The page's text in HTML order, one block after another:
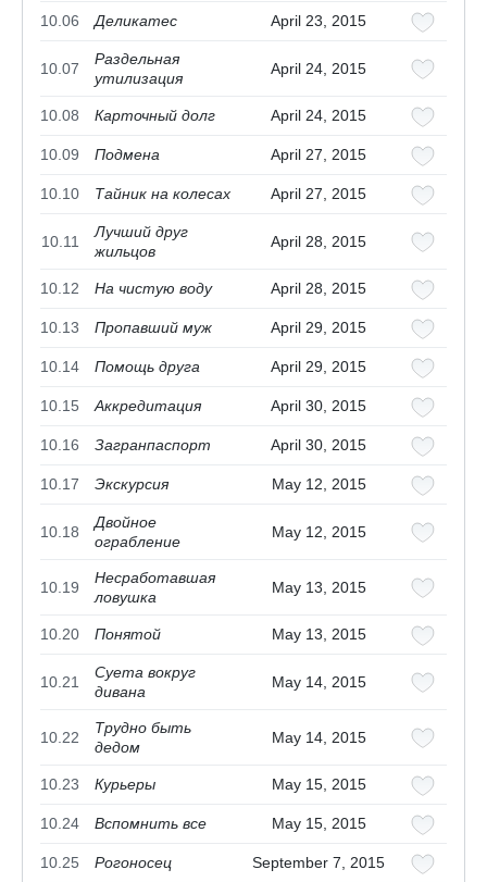
10.06 Деликатес April 23, 2015
10.07
Раздельная
утилизация
April 24, 2015
10.08 Карточный долг April 24, 2015
10.09 Подмена April 27, 2015
10.10 Тайник на колесах April 27, 2015
10.11
Лучший друг
жильцов
April 28, 2015
10.12 На чистую воду April 28, 2015
10.13 Пропавший муж April 29, 2015
10.14 Помощь друга April 29, 2015
10.15 Аккредитация April 30, 2015
10.16 Загранпаспорт April 30, 2015
10.17 Экскурсия May 12, 2015
10.18
Двойное
ограбление
May 12, 2015
10.19
Несработавшая
ловушка
May 13, 2015
10.20 Понятой May 13, 2015
10.21
Суета вокруг
дивана
May 14, 2015
10.22
Трудно быть
дедом
May 14, 2015
10.23 Курьеры May 15, 2015
10.24 Вспомнить все May 15, 2015
10.25 Рогоносец September 7, 2015